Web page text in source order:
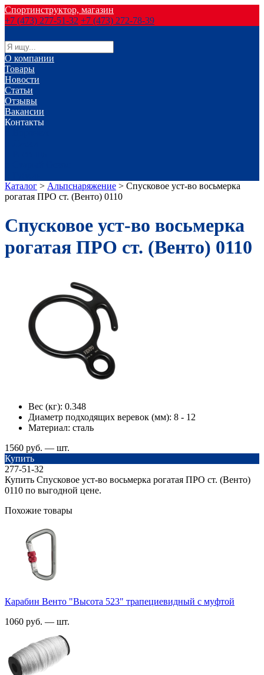
Спортинструктор, магазин
+7 (473) 277-51-32 +7 (473) 272-78-39
О компании
Товары
Новости
Статьи
Отзывы
Вакансии
Контакты
Каталог > Альпснаряжение > Спусковое уст-во восьмерка
рогатая ПРО ст. (Венто) 0110
Спусковое уст-во восьмерка
рогатая ПРО ст. (Венто) 0110
Вес (кг): 0.348
Диаметр подходящих веревок (мм): 8 - 12
Материал: сталь
1560 руб. — шт.
Купить
277-51-32
Купить Спусковое уст-во восьмерка рогатая ПРО ст. (Венто)
0110 по выгодной цене.
Похожие товары
Карабин Венто "Высота 523" трапециевидный с муфтой
1060 руб. — шт.